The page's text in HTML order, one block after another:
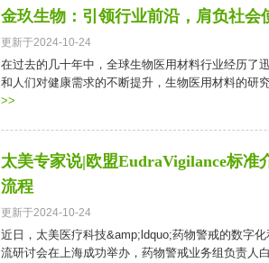
金玖生物：引领行业前沿，肩负社会
更新于2024-10-24
在过去的几十年中，全球生物医用材料行业经历了
和人们对健康需求的不断提升，生物医用材料的研
>>
太美专家说|欧盟EudraVigilance标准
流程
更新于2024-10-24
近日，太美医疗科技&amp;ldquo;药物警戒的数字
流研讨会在上海成功举办，药物警戒业务组负责人